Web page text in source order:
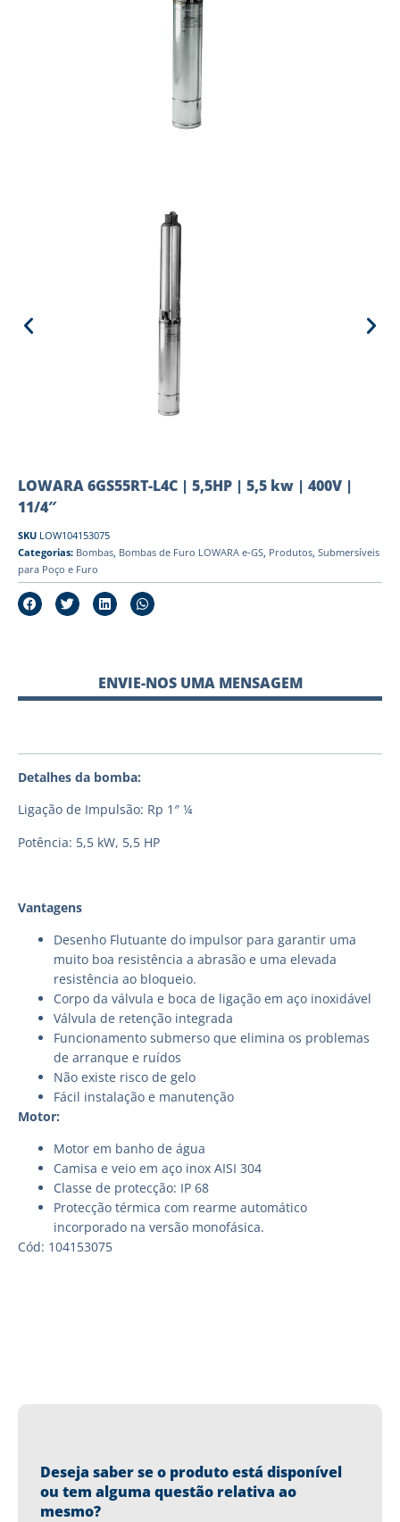
LOWARA 6GS55RT-L4C | 5,5HP | 5,5 kw | 400V |
11/4″
SKU LOW104153075
Categorias: Bombas, Bombas de Furo LOWARA e-GS, Produtos, Submersíveis
para Poço e Furo
ENVIE-NOS UMA MENSAGEM
Detalhes da bomba:
Ligação de Impulsão: Rp 1″ ¼
Potência: 5,5 kW, 5,5 HP
Vantagens
Desenho Flutuante do impulsor para garantir uma
muito boa resistência a abrasão e uma elevada
resistência ao bloqueio.
Corpo da válvula e boca de ligação em aço inoxidável
Válvula de retenção integrada
Funcionamento submerso que elimina os problemas
de arranque e ruídos
Não existe risco de gelo
Fácil instalação e manutenção
Motor:
Motor em banho de água
Camisa e veio em aço inox AISI 304
Classe de protecção: IP 68
Protecção térmica com rearme automático
incorporado na versão monofásica.
Cód: 104153075
Deseja saber se o produto está disponível
ou tem alguma questão relativa ao
mesmo?